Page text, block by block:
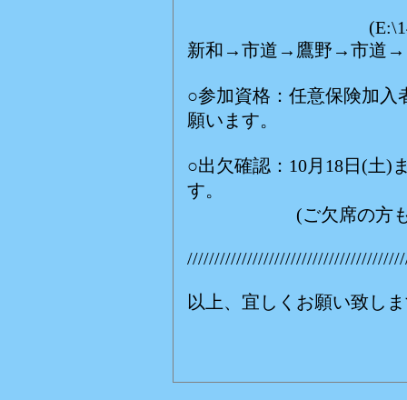
新和→市道→鷹野→市道→
○参加資格：任意保険加入
願います。
○出欠確認：10月18日(土)
す。
(ご欠席の方もご連
以上、宜しくお願い致し